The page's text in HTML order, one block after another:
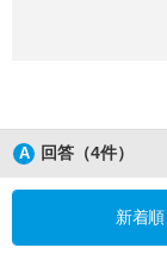
回答（4件）
新着順